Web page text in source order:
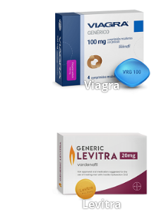
Viagra
Levitra